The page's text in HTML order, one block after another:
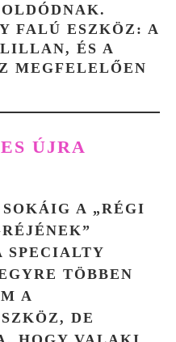
FALÚ ESZKÖZ: A
ÉS A
MEGFELELŐEN
ÚJRA
SOKÁIG A „RÉGI
SPECIALTY
TÖBBEN
A
DE